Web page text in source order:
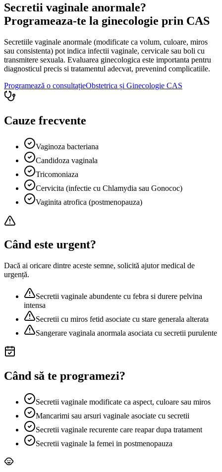
Secretii vaginale anormale?
Programeaza-te la ginecologie prin CAS
Secretiile vaginale anormale (modificate ca volum, culoare, miros
sau consistenta) pot indica infectii vaginale, cervicale sau boli cu
transmitere sexuala. Evaluarea ginecologica este importanta pentru
diagnosticul precis si tratamentul adecvat, prevenind complicatiile.
Programează o consultațieObstetrica și Ginecologie CAS
Cauze frecvente
Vaginoza bacteriana
Candidoza vaginala
Tricomoniaza
Cervicita (infectie cu Chlamydia sau Gonococ)
Vaginita atrofica (postmenopauza)
Când este urgent?
Dacă ai oricare dintre aceste semne, solicită ajutor medical de
urgență.
Secretii vaginale abundente cu febra si durere pelvina
intensa
Secretii cu miros fetid asociate cu stare generala alterata
Sangerare vaginala anormala asociata cu secretii purulente
Când să te programezi?
Secretii vaginale modificate ca aspect, culoare sau miros
Mancarimi sau arsuri vaginale asociate cu secretii
Secretii vaginale recurente care reapar dupa tratament
Secretii vaginale la femei in postmenopauza